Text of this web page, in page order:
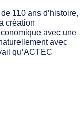
110 ans d’histoire,
création
avec une
avec
qu’ACTEC